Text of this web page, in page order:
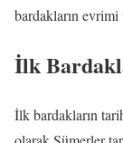
bardakların
İlk
İlk bardakların